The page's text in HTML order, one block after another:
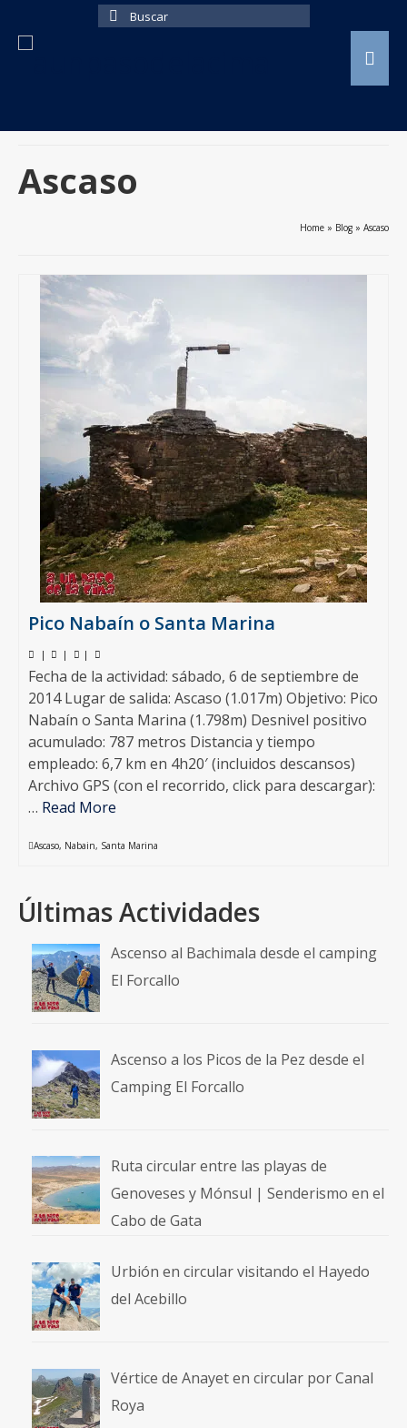
Buscar
Ascaso
Home » Blog » Ascaso
Pico Nabaín o Santa Marina
| | |
Fecha de la actividad: sábado, 6 de septiembre de
2014 Lugar de salida: Ascaso (1.017m) Objetivo: Pico
Nabaín o Santa Marina (1.798m) Desnivel positivo
acumulado: 787 metros Distancia y tiempo
empleado: 6,7 km en 4h20′ (incluidos descansos)
Archivo GPS (con el recorrido, click para descargar):
… Read More
Ascaso, Nabain, Santa Marina
Últimas Actividades
Ascenso al Bachimala desde el camping
El Forcallo
Ascenso a los Picos de la Pez desde el
Camping El Forcallo
Ruta circular entre las playas de
Genoveses y Mónsul | Senderismo en el
Cabo de Gata
Urbión en circular visitando el Hayedo
del Acebillo
Vértice de Anayet en circular por Canal
Roya